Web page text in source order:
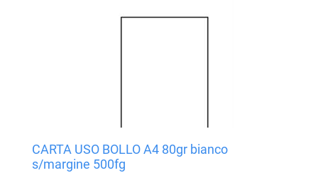
CARTA USO BOLLO A4 80gr bianco
s/margine 500fg